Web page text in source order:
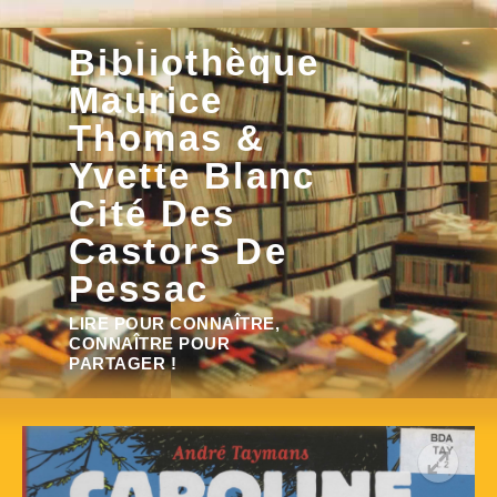
Aller
au
contenuBibliothèque
Maurice
Thomas &
Yvette Blanc
Cité Des
Castors De
Pessac
LIRE POUR CONNAÎTRE,
CONNAÎTRE POUR
PARTAGER !
Rechercher :